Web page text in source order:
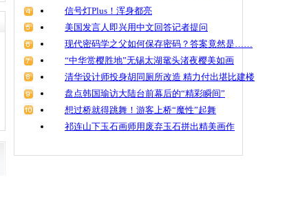
信号灯Plus！浑身都亮
美国发言人即兴用中文回答记者提问
现代密码学之父如何保存密码？答案竟然是……
“中华赏樱胜地”无锡太湖鼋头渚夜樱美如画
清华设计师投身胡同厕所改造 精力付出堪比建楼
盘点韩国瑜访大陆台前幕后的“精彩瞬间”
想过桥就得跳舞！游客上桥“魔性”起舞
祁连山下玉石画师用废弃玉石拼出精美画作